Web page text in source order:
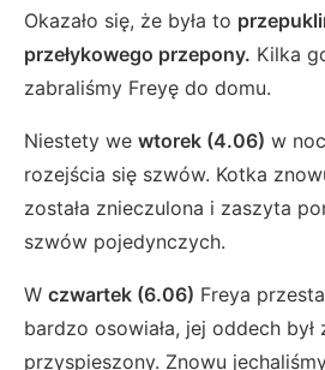
Okazało się, że była to
przełykowego przepony. Kilka
zabraliśmy Freyę do domu.
Niestety we wtorek (4.06) w
rozejścia się szwów. Kotka
została znieczulona i zaszyta
szwów pojedynczych.
W czwartek (6.06) Freya
bardzo osowiała, jej oddech był
przyspieszony. Znowu